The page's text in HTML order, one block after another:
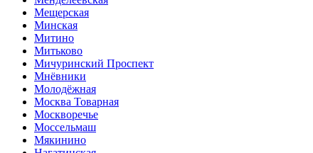
Мещерская
Минская
Митино
Митьково
Мичуринский Проспект
Мнёвники
Молодёжная
Москва Товарная
Москворечье
Моссельмаш
Мякинино